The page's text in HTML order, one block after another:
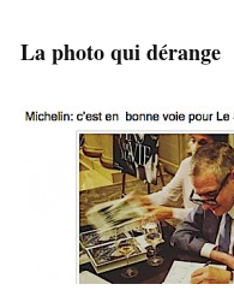
La photo qui dérange